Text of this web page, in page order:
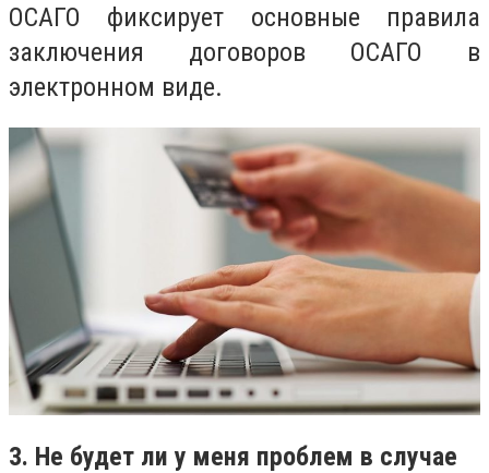
ОСАГО фиксирует основные правила
заключения договоров ОСАГО в
электронном виде.
3. Не будет ли у меня проблем в случае